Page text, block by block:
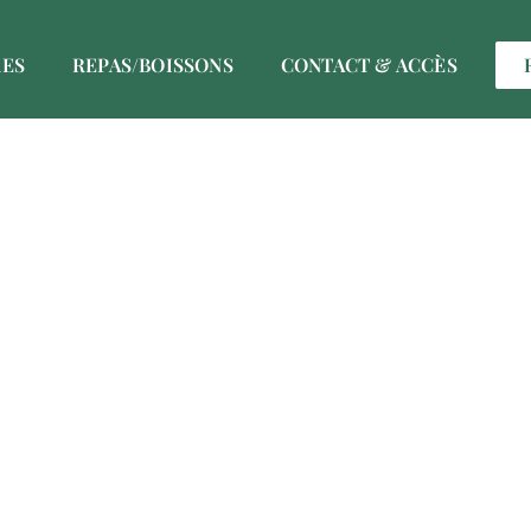
REPAS/BOISSONS CONTACT & ACCÈS